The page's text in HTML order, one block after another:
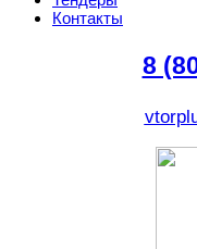
Контакты
8